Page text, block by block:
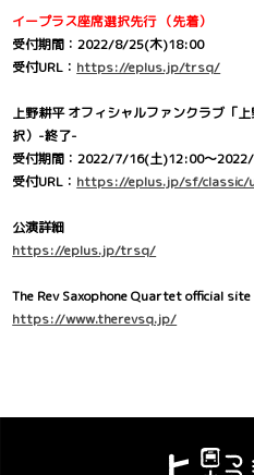
イープラス座席選択先行 （先着）
受付期間：2022/8/25(木)18:00
受付URL： https://eplus.jp/trsq/
上野耕平 オフィシャルファンクラブ「
択）-終了-
受付期間：2022/7/16(土)12:00～
受付URL： https://eplus.jp/sf/classic/
公演詳細
https://eplus.jp/trsq/
The Rev Saxophone Quartet official site
https://www.therevsq.jp/